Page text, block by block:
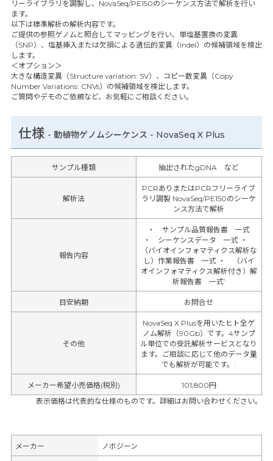
リーライブラリを調製し、NovaSeq/PE150のシーケンス方法で解析を行い
ます。
以下は標準解析の解析内容です。
ご提供の参照ゲノムと照合してマッピングを行い、単塩基置換の変異
（SNP）、塩基挿入または欠損による遺伝的変異（Indel）の候補領域を検出
します。
＜オプション＞
大きな構造変異（Structure variation: SV）、コピー数変異（Copy
Number Variations: CNVs）の候補領域を検出します。
ご質問やデモのご依頼など、お気軽にご相談ください。
仕様 - 動植物ゲノムシーケンス - NovaSeq X Plus
サンプル種類 抽出されたgDNA など
解析法
PCRありまたはPCRフリーライブ
ラリ調製 NovaSeq/PE150のシーケ
ンス方法で解析
報告内容
・ サンプル品質報告書 一式
・ シーケンスデータ 一式 ・
（バイオインフォマティクス解析な
し）作業報告書 一式 ・ （バイ
オインフォマティクス解析付き）解
析報告書 一式’
目安納期 お問合せ
その他
NovaSeq X Plusを用いたヒト全ゲ
ノム解析（90Gb）です。4サンプ
ル単位での受託解析サービスとなり
ます。ご相談に応じて他のデータ量
でも解析が可能です。:
メーカー希望小売価格(税別)
101,800円
表示価格は代表的な仕様のものです。詳細はお問い合わせください。
メーカー ノボジーン